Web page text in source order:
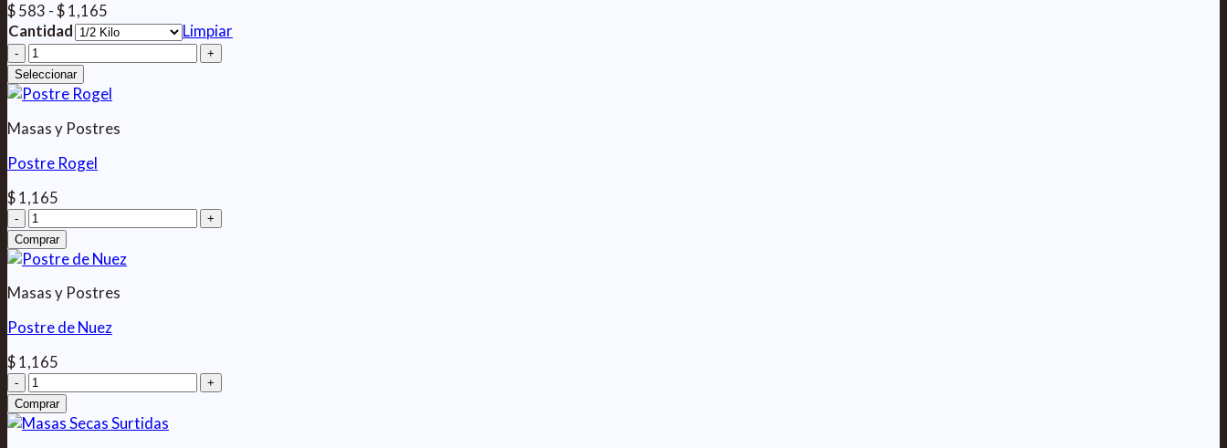
$583 -$1,165
de
precios:
desde
$ 583
hasta
$ 1,165
Cantidad
Limpiar
Masas
Secas
y
Cremosas
Surtidas
Seleccionar
Masas y Postres
Postre Rogel
$1,165
Postre
Rogel
cantidad
Comprar
Masas y Postres
Postre de Nuez
$1,165
Postre
de
Nuez
Comprar